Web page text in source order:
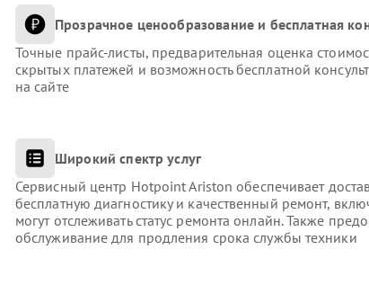
Прозрачное ценообразование и бесплатная
Точные прайс-листы, предварительная оценка
скрытых платежей и возможность бесплатной
на сайте
Широкий спектр услуг
Сервисный центр Hotpoint Ariston обеспечивает
бесплатную диагностику и качественный ремонт,
могут отслеживать статус ремонта онлайн. Также
обслуживание для продления срока службы техники